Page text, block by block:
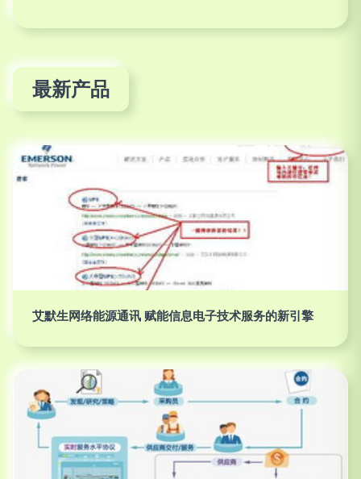
最新产品
艾默生网络能源通讯 赋能信息电子技术服务的新引擎